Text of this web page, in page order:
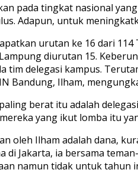
pada tingkat nasional
Adapun, untuk
urutan ke 16 dari
diurutan 15.
tim delegasi kampus.
Bandung, Ilham,
berat itu adalah
yang ikut lomba itu
oleh Ilham adalah dana,
di Jakarta, ia bersama
namun tidak untuk tahun